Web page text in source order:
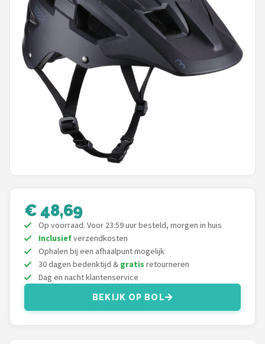
POPULAIRE MERKEN
Basil
Volare
ABUS
New Looxs
Schwalbe
Voltano
Shimano
Alle merken →
€ 48,69
Op voorraad. Voor 23:59 uur besteld, morgen in huis
Inclusiefverzendkosten
Ophalen bij een afhaalpunt mogelijk
30 dagen bedenktijd & gratis retourneren
Dag en nacht klantenservice
BEKIJK OP BOL